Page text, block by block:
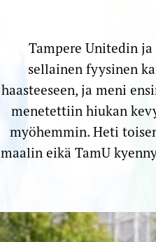
Tampere Unitedin
sellainen fyysinen
haasteeseen, ja meni
menetettiin hiukan
myöhemmin. Heti
maalin eikä TamU